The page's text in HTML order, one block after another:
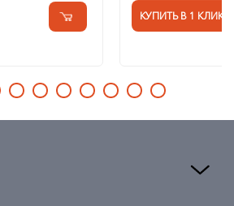
КУПИТЬ В 1 КЛИК